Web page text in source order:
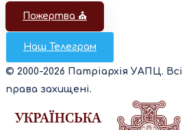
Пожертва ⛪️
Наш Телеграм
© 2000-2026 Патріархія УАПЦ. Всі
права захищені.